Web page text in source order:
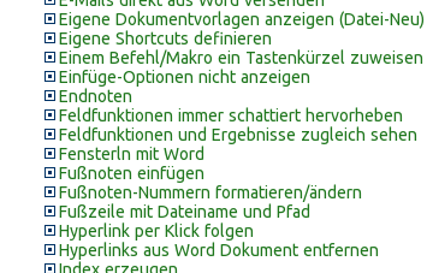
Eigene Dokumentvorlagen anzeigen (Datei-Neu)
Eigene Shortcuts definieren
Einem Befehl/Makro ein Tastenkürzel zuweisen
Einfüge-Optionen nicht anzeigen
Endnoten
Feldfunktionen immer schattiert hervorheben
Feldfunktionen und Ergebnisse zugleich sehen
Fensterln mit Word
Fußnoten einfügen
Fußnoten-Nummern formatieren/ändern
Fußzeile mit Dateiname und Pfad
Hyperlink per Klick folgen
Hyperlinks aus Word Dokument entfernen